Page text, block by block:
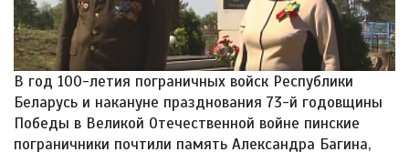
В год 100-летия пограничных войск Республики
Беларусь и накануне празднования 73-й годовщины
Победы в Великой Отечественной войне пинские
пограничники почтили память Александра Багина,